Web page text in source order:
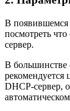
В появившемся
посмотреть
сервер.
В большинстве
рекомендуется
DHCP-сервер,